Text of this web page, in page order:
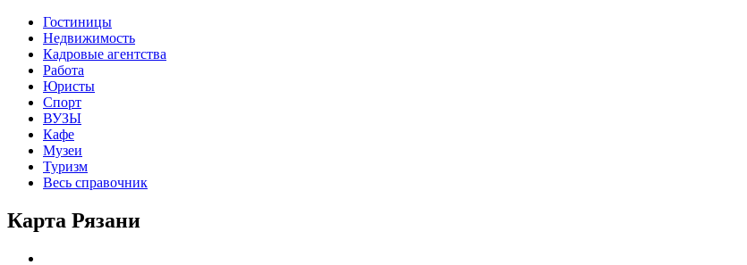
Гостиницы
Недвижимость
Кадровые агентства
Работа
Юристы
Спорт
ВУЗЫ
Кафе
Музеи
Туризм
Весь справочник
Карта Рязани